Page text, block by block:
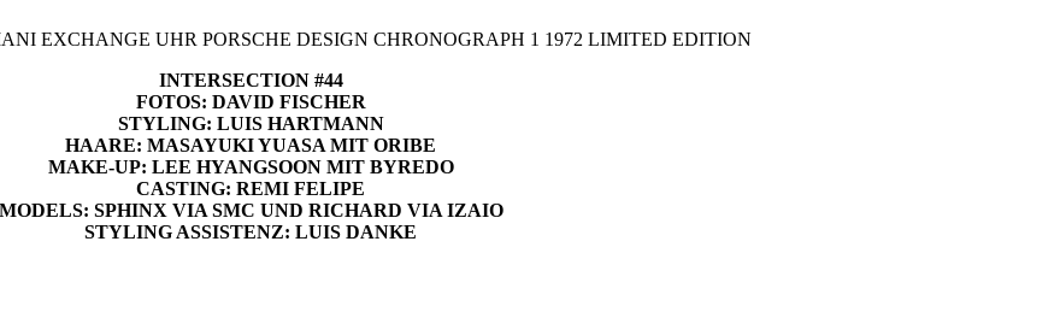
EXCHANGE UHR PORSCHE DESIGN CHRONOGRAPH 1 1972 LIMITED EDITION
INTERSECTION #44
FOTOS: DAVID FISCHER
STYLING: LUIS HARTMANN
HAARE: MASAYUKI YUASA MIT ORIBE
MAKE-UP: LEE HYANGSOON MIT BYREDO
CASTING: REMI FELIPE
MODELS: SPHINX VIA SMC UND RICHARD VIA IZAIO
STYLING ASSISTENZ: LUIS DANKE